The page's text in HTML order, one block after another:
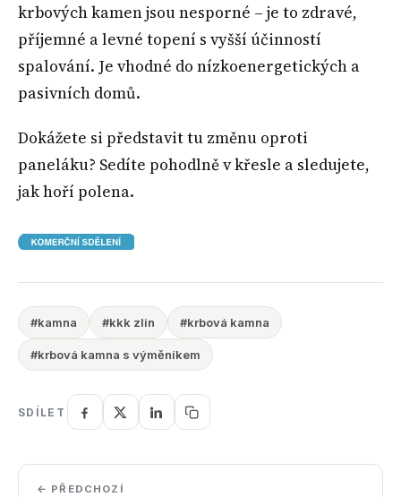
krbových kamen jsou nesporné – je to zdravé,
příjemné a levné topení s vyšší účinností
spalování. Je vhodné do nízkoenergetických a
pasivních domů.
Dokážete si představit tu změnu oproti
paneláku? Sedíte pohodlně v křesle a sledujete,
jak hoří polena.
#kamna #kkk zlin #krbová kamna
#krbová kamna s výměníkem
SDÍLET
← PŘEDCHOZÍ